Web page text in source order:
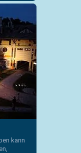
kann